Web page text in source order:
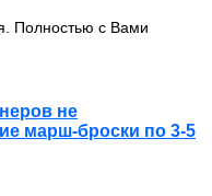
Полностью с Вами
не
марш-броски по 3-5